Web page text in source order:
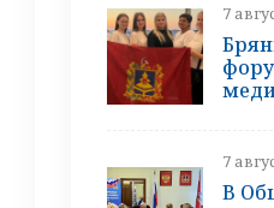
7
7
В